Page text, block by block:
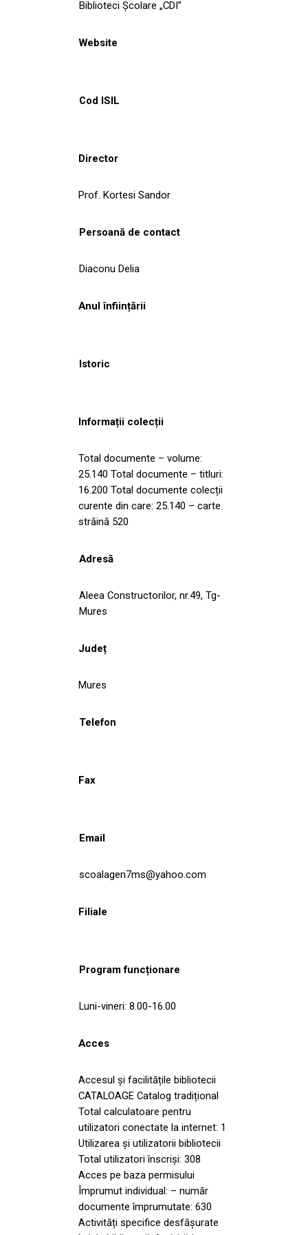
Biblioteci Școlare „CDI”
Website
Cod ISIL
Director
Prof. Kortesi Sandor
Persoană de contact
Diaconu Delia
Anul înființării
Istoric
Informații colecții
Total documente – volume:
25.140 Total documente – titluri:
16.200 Total documente colecții
curente din care: 25.140 – carte
străină 520
Adresă
Aleea Constructorilor, nr.49, Tg-
Mures
Județ
Mures
Telefon
Fax
Email
scoalagen7ms@yahoo.com
Filiale
Program funcționare
Luni-vineri: 8.00-16.00
Acces
Accesul și facilitățile bibliotecii
CATALOAGE Catalog tradițional
Total calculatoare pentru
utilizatori conectate la internet: 1
Utilizarea și utilizatorii bibliotecii
Total utilizatori înscriși: 308
Acces pe baza permisului
Împrumut individual: – număr
documente împrumutate: 630
Activități specifice desfășurate